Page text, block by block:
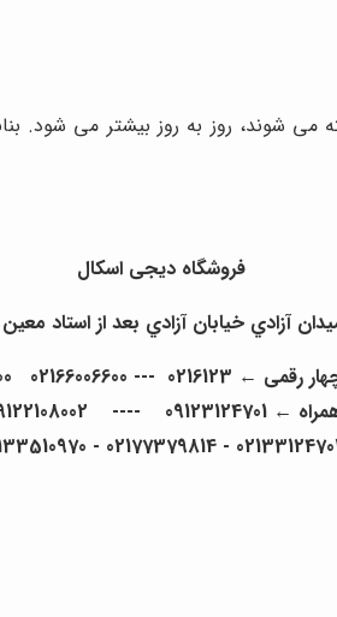
شوند، روز به روز بیشتر می شود.
فروشگاه دیجی اسکال
خيابان آزادي بعد از استاد معين ابتداي
--- 02166006600 02166003000
← 09123124701 ---- 09122108002